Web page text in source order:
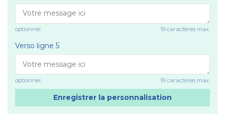
optionnel 19 caractères max.
Verso ligne 5
optionnel 19 caractères max.
Enregistrer la personnalisation